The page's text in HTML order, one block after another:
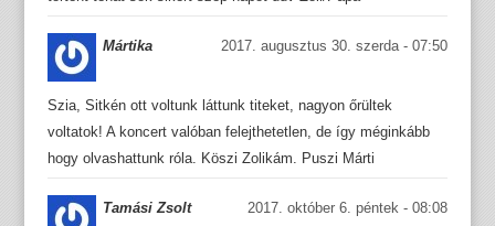
Mártika 2017. augusztus 30. szerda - 07:50
Szia, Sitkén ott voltunk láttunk titeket, nagyon őrültek
voltatok! A koncert valóban felejthetetlen, de így méginkább
hogy olvashattunk róla. Köszi Zolikám. Puszi Márti
Tamási Zsolt 2017. október 6. péntek - 08:08